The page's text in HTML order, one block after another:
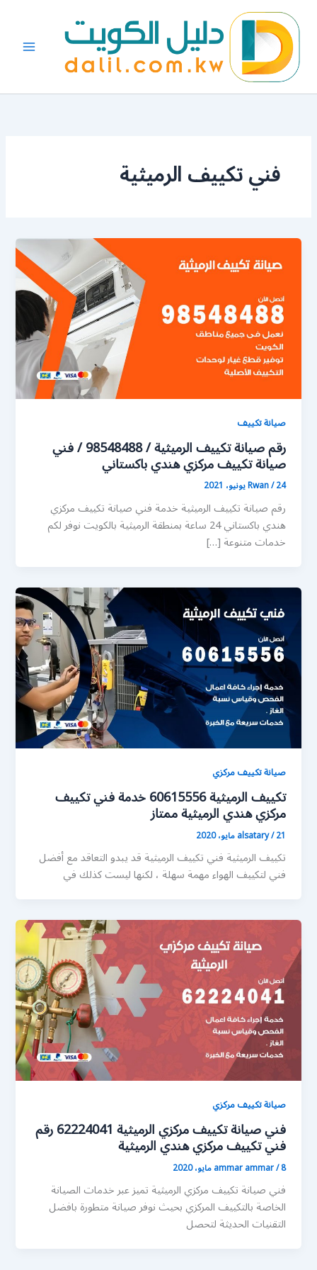
المحتوى
فني تكييف الرميثية
صيانة تكييف
رقم صيانة تكييف الرميثية / 98548488 / فني
صيانة تكييف مركزي هندي باكستاني
Rwan/24 يونيو، 2021
رقم صيانة تكييف الرميثية خدمة فني صيانة تكييف مركزي
هندي باكستاني 24 ساعة بمنطقة الرميثية بالكويت نوفر لكم
خدمات متنوعة […]
صيانة تكييف مركزي
تكييف الرميثية 60615556 خدمة فني تكييف
مركزي هندي الرميثية ممتاز
alsatary/21 مايو، 2020
تكييف الرميثية فني تكييف الرميثية قد يبدو التعاقد مع أفضل
فني لتكييف الهواء مهمة سهلة ، لكنها ليست كذلك في
صيانة تكييف مركزي
فني صيانة تكييف مركزي الرميثية 62224041 رقم
فني تكييف مركزي هندي الرميثية
ammar ammar/8 مايو، 2020
فني صيانة تكييف مركزي الرميثية تميز عبر خدمات الصيانة
الخاصة بالتكييف المركزي بحيث نوفر صيانة متطورة بافضل
التقنيات الحديثة لتحصل